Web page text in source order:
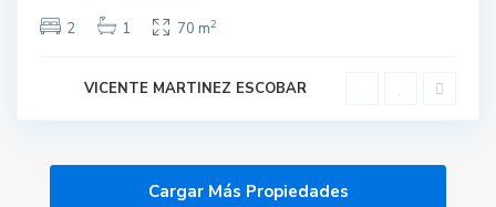
2
1 70 m2
VICENTE MARTINEZ ESCOBAR